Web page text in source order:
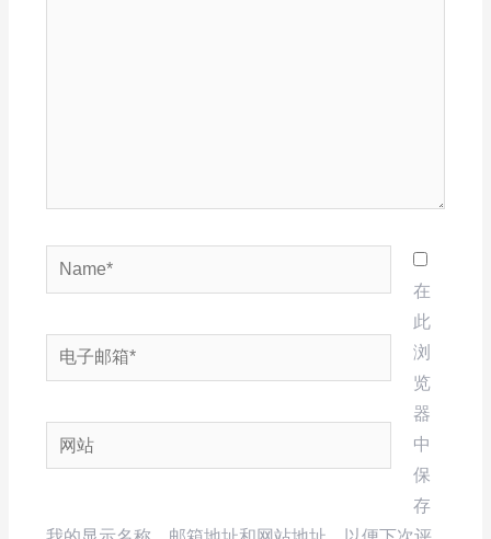
Name*
电
子
箱
*
网
站
在
此
浏
览
器
中
保
存